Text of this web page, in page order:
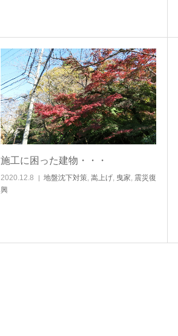
施工に困った建物・・・
2020.12.8 地盤沈下対策, 嵩上げ, 曳家, 震災復
興